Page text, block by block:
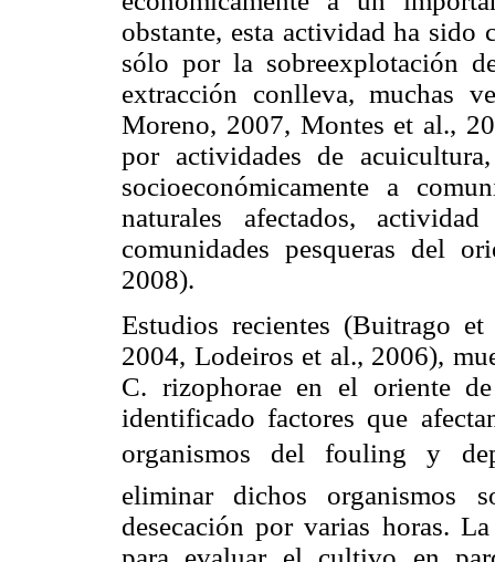
obstante, esta actividad ha
sólo por la sobreexplotación
extracción conlleva, muchas
Moreno, 2007, Montes et al.,
por actividades de
socioeconómicamente a
naturales afectados,
comunidades pesqueras del
2008).
Estudios recientes (Buitrago
2004, Lodeiros et al., 2006),
C. rizophorae en el oriente
identificado factores que
organismos del fouling y
eliminar dichos organismos
desecación por varias horas.